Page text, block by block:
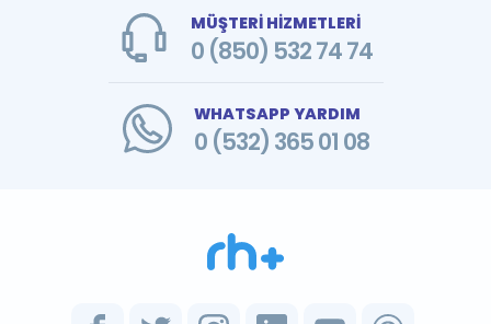
MÜŞTERİ HİZMETLERİ
0 (850) 532 74 74
WHATSAPP YARDIM
0 (532) 365 01 08